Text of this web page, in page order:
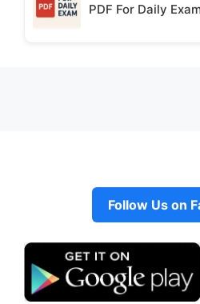
PDF For Daily
Follow Us on